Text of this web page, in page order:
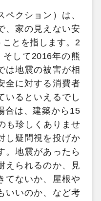
クション）は、
、家の見えない安
とを指します。2
して2016年の熊
は地震の被害が相
全に対する消費者
いるといえるでし
合は、建築から15
も珍しくありませ
し疑問視を投げか
。地震があったら
えられるのか、見
てないか、屋根や
いいのか、など考